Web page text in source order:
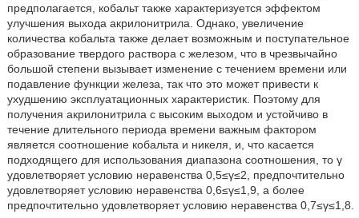
предполагается, кобальт также характеризуется эффектом
улучшения выхода акрилонитрила. Однако, увеличение
количества кобальта также делает возможным и поступательное
образование твердого раствора с железом, что в чрезвычайно
большой степени вызывает изменение с течением времени или
подавление функции железа, так что это может привести к
ухудшению эксплуатационных характеристик. Поэтому для
получения акрилонитрила с высоким выходом и устойчиво в
течение длительного периода времени важным фактором
является соотношение кобальта и никеля, и, что касается
подходящего для использования диапазона соотношения, то γ
удовлетворяет условию неравенства 0,5≤γ≤2, предпочтительно
удовлетворяет условию неравенства 0,6≤γ≤1,9, а более
предпочтительно удовлетворяет условию неравенства 0,7≤γ≤1,8.